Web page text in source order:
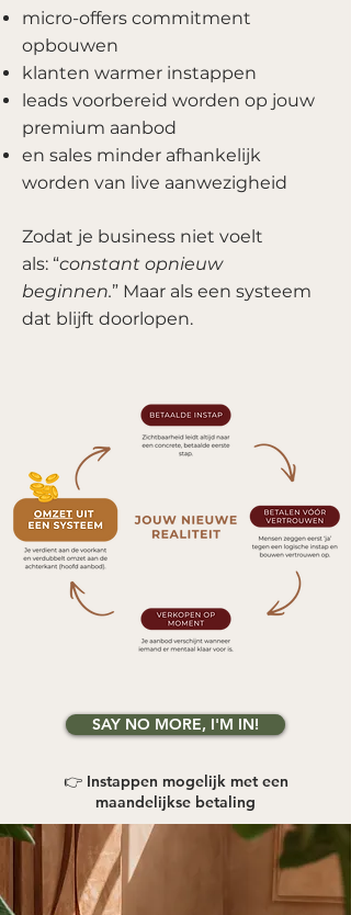
micro-offers commitment
opbouwen
klanten warmer instappen
leads voorbereid worden op jouw
premium aanbod
en sales minder afhankelijk
worden van live aanwezigheid
Zodat je business niet voelt
als: “constant opnieuw
beginnen.” Maar als een systeem
dat blijft doorlopen.
SAY NO MORE, I'M IN!
👉 Instappen mogelijk met een
maandelijkse betaling